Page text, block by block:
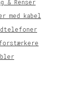
& Renser
med kabel